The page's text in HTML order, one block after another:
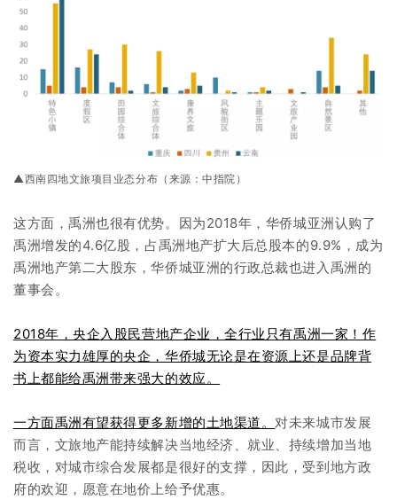
▲西南四地文旅项目业态分布（来源：中指院）
这方面，禹洲也很有优势。因为2018年，华侨城亚洲认购了
禹洲增发的4.6亿股，占禹洲地产扩大后总股本的9.9%，成为
禹洲地产第二大股东，华侨城亚洲的行政总裁也进入禹洲的
董事会。
2018年，央企入股民营地产企业，全行业只有禹洲一家！作
为资本实力雄厚的央企，华侨城无论是在资源上还是品牌背
书上都能给禹洲带来强大的效应。
一方面禹洲有望获得更多新增的土地渠道。 对未来城市发展
而言，文旅地产能持续解决当地经济、就业、持续增加当地
税收，对城市综合发展都是很好的支撑，因此，受到地方政
府的欢迎，愿意在地价上给予优惠。